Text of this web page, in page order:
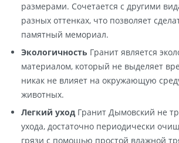
размерами. Сочетается с другими
разных оттенках, что позволяет
памятный мемориал.
Экологичность Гранит является
материалом, который не выделяет
никак не влияет на окружающую
животных.
Легкий уход Гранит Дымовский не
ухода, достаточно периодически
грязи с помощью простой влажной